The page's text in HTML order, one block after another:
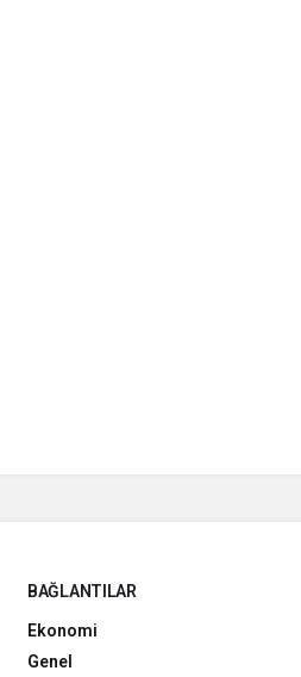
BAĞLANTILAR
Ekonomi
Genel